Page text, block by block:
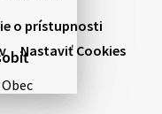
o prístupnosti
Nastaviť Cookies